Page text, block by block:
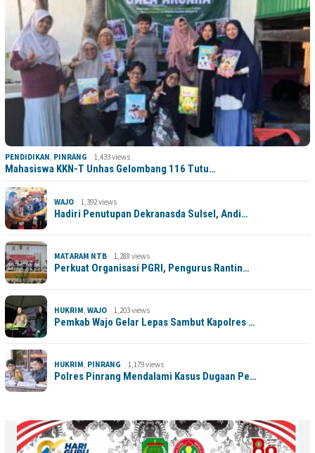
PENDIDIKAN, PINRANG 1,433 views
Mahasiswa KKN-T Unhas Gelombang 116 Tutu…
WAJO 1,392 views
Hadiri Penutupan Dekranasda Sulsel, Andi…
MATARAM NTB 1,288 views
Perkuat Organisasi PGRI, Pengurus Rantin…
HUKRIM, WAJO 1,203 views
Pemkab Wajo Gelar Lepas Sambut Kapolres …
HUKRIM, PINRANG 1,179 views
Polres Pinrang Mendalami Kasus Dugaan Pe…